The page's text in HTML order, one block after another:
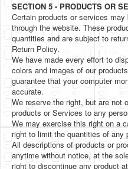
SECTION 5 - PRODUCTS OR
Certain products or services
through the website. These
quantities and are subject to
Return Policy.
We have made every effort to
colors and images of our
guarantee that your computer
accurate.
We reserve the right, but are not
products or Services to any
We may exercise this right on a
right to limit the quantities of any
All descriptions of products or
anytime without notice, at the
right to discontinue any product